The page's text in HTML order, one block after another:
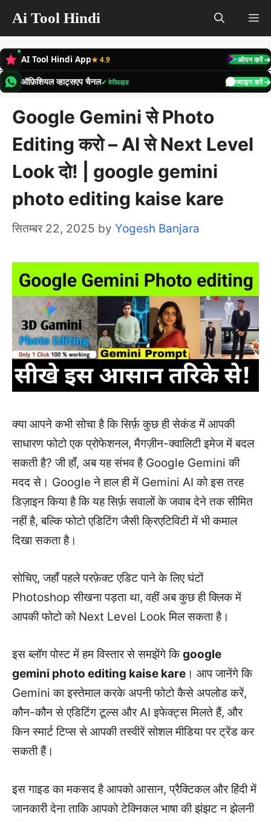
content
Ai Tool Hindi
AI Tool Hindi App★ 4.9 ओपन करें ➔
ऑफ़िशियल व्हाट्सएप चैनल✔ वेरीफाइड ज्वाइन करें ➔
Google Gemini से Photo
Editing करो – AI से Next Level
Look दो! | google gemini
photo editing kaise kare
सितम्बर 22, 2025 by Yogesh Banjara
क्या आपने कभी सोचा है कि सिर्फ़ कुछ ही सेकंड में आपकी
साधारण फोटो एक प्रोफेशनल, मैगज़ीन-क्वालिटी इमेज में बदल
सकती है? जी हाँ, अब यह संभव है Google Gemini की
मदद से। Google ने हाल ही में Gemini AI को इस तरह
डिज़ाइन किया है कि यह सिर्फ़ सवालों के जवाब देने तक सीमित
नहीं है, बल्कि फोटो एडिटिंग जैसी क्रिएटिविटी में भी कमाल
दिखा सकता है।
सोचिए, जहाँ पहले परफ़ेक्ट एडिट पाने के लिए घंटों
Photoshop सीखना पड़ता था, वहीं अब कुछ ही क्लिक में
आपकी फोटो को Next Level Look मिल सकता है।
इस ब्लॉग पोस्ट में हम विस्तार से समझेंगे किgoogle
gemini photo editing kaise kare । आप जानेंगे कि
Gemini का इस्तेमाल करके अपनी फोटो कैसे अपलोड करें,
कौन-कौन से एडिटिंग टूल्स और AI इफेक्ट्स मिलते हैं, और
किन स्मार्ट टिप्स से आपकी तस्वीरें सोशल मीडिया पर ट्रेंड कर
सकती हैं।
इस गाइड का मकसद है आपको आसान, प्रैक्टिकल और हिंदी में
जानकारी देना ताकि आपको टेक्निकल भाषा की झंझट न झेलनी